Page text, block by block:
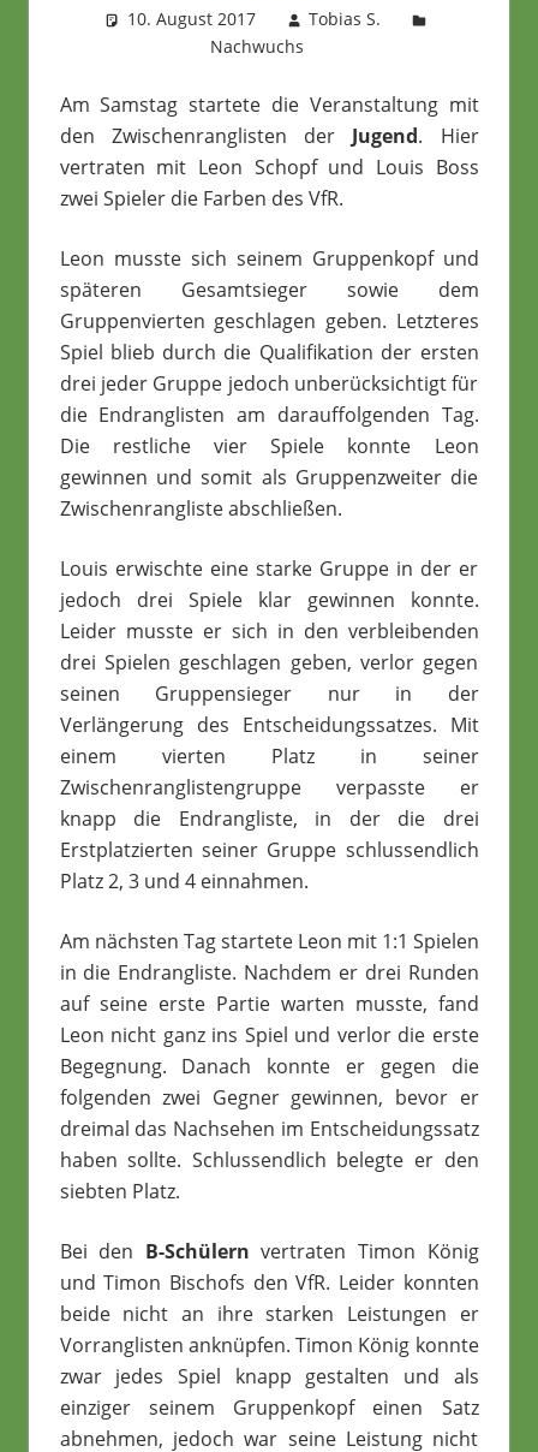
10. August 2017
Tobias S.
Nachwuchs
Am Samstag startete die Veranstaltung mit
den Zwischenranglisten derJugend. Hier
vertraten mit Leon Schopf und Louis Boss
zwei Spieler die Farben des VfR.
Leon musste sich seinem Gruppenkopf und
späteren Gesamtsieger sowie dem
Gruppenvierten geschlagen geben. Letzteres
Spiel blieb durch die Qualifikation der ersten
drei jeder Gruppe jedoch unberücksichtigt für
die Endranglisten am darauffolgenden Tag.
Die restliche vier Spiele konnte Leon
gewinnen und somit als Gruppenzweiter die
Zwischenrangliste abschließen.
Louis erwischte eine starke Gruppe in der er
jedoch drei Spiele klar gewinnen konnte.
Leider musste er sich in den verbleibenden
drei Spielen geschlagen geben, verlor gegen
seinen Gruppensieger nur in der
Verlängerung des Entscheidungssatzes. Mit
einem vierten Platz in seiner
Zwischenranglistengruppe verpasste er
knapp die Endrangliste, in der die drei
Erstplatzierten seiner Gruppe schlussendlich
Platz 2, 3 und 4 einnahmen.
Am nächsten Tag startete Leon mit 1:1 Spielen
in die Endrangliste. Nachdem er drei Runden
auf seine erste Partie warten musste, fand
Leon nicht ganz ins Spiel und verlor die erste
Begegnung. Danach konnte er gegen die
folgenden zwei Gegner gewinnen, bevor er
dreimal das Nachsehen im Entscheidungssatz
haben sollte. Schlussendlich belegte er den
siebten Platz.
Bei den B-Schülern vertraten Timon König
und Timon Bischofs den VfR. Leider konnten
beide nicht an ihre starken Leistungen er
Vorranglisten anknüpfen. Timon König konnte
zwar jedes Spiel knapp gestalten und als
einziger seinem Gruppenkopf einen Satz
abnehmen, jedoch war seine Leistung nicht